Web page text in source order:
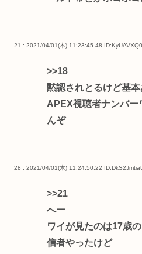
21 : 2021/04/01(木) 11:23:45.48
>>18
黙認されとるけど基
APEX視聴者ナンバー
んぞ
28 : 2021/04/01(木) 11:24:50.22
>>21
へー
ワイが見たのは17歳
信者やったけど